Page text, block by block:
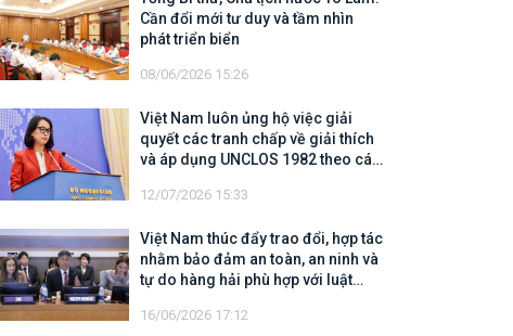
Cần đổi mới tư duy và tầm nhìn
phát triển biển
08/06/2026 15:26
Việt Nam luôn ủng hộ việc giải
quyết các tranh chấp về giải thích
và áp dụng UNCLOS 1982 theo các
12/07/2026 15:33
Việt Nam thúc đẩy trao đổi, hợp tác
nhằm bảo đảm an toàn, an ninh và
tự do hàng hải phù hợp với luật
16/06/2026 17:12